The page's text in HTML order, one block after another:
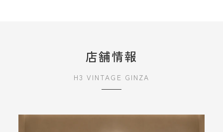
店舗情報
H3 VINTAGE GINZA